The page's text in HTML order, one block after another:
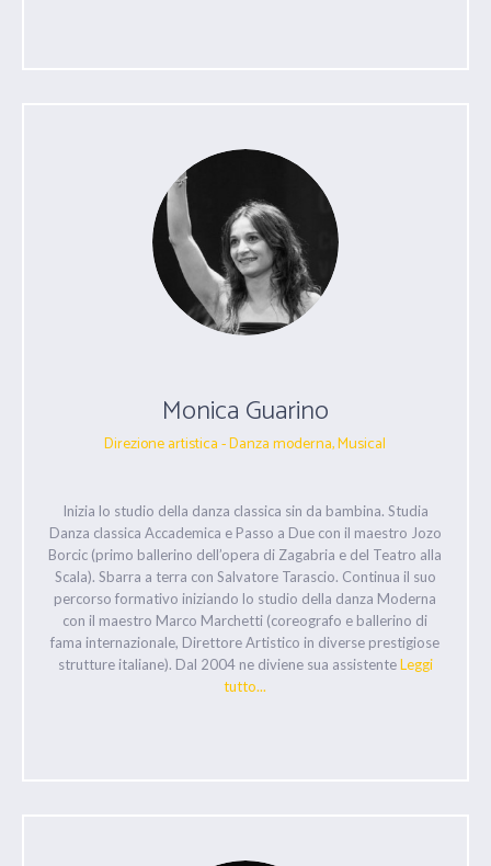
Monica Guarino
Direzione artistica - Danza moderna, Musical
Inizia lo studio della danza classica sin da bambina. Studia
Danza classica Accademica e Passo a Due con il maestro Jozo
Borcic (primo ballerino dell’opera di Zagabria e del Teatro alla
Scala). Sbarra a terra con Salvatore Tarascio. Continua il suo
percorso formativo iniziando lo studio della danza Moderna
con il maestro Marco Marchetti (coreografo e ballerino di
fama internazionale, Direttore Artistico in diverse prestigiose
strutture italiane). Dal 2004 ne diviene sua assistenteLeggi
tutto...